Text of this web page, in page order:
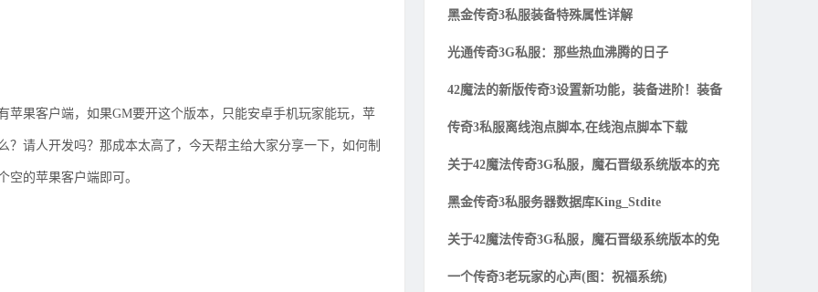
果客户端，如果GM要开这个版本，只能安卓手机玩家能玩，苹
请人开发吗？那成本太高了，今天帮主给大家分享一下，如何制
空的苹果客户端即可。
黑金传奇3私服装备特殊属性详解
光通传奇3G私服：那些热血沸腾的日子
42魔法的新版传奇3设置新功能，装备进阶！装备
传奇3私服离线泡点脚本,在线泡点脚本下载
关于42魔法传奇3G私服，魔石晋级系统版本的充
黑金传奇3私服务器数据库King_Stdite
关于42魔法传奇3G私服，魔石晋级系统版本的免
一个传奇3老玩家的心声(图：祝福系统)